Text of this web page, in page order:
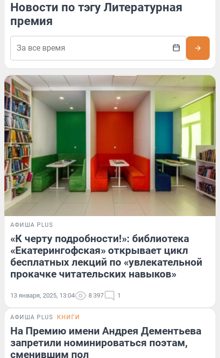
Новости по тэгу Литературная
премия
АФИША PLUS
«К черту подробности!»: библиотека
«Екатерингофская» открывает цикл
бесплатных лекций по «увлекательной
прокачке читательских навыков»
13 января, 2025, 13:04 8 397 1
АФИША PLUS КНИГИ
На Премию имени Андрея Дементьева
запретили номинироваться поэтам,
сменившим пол